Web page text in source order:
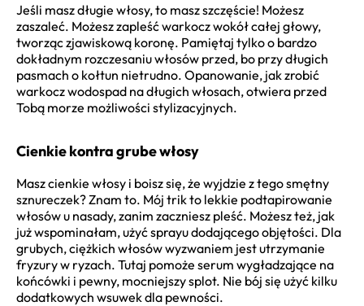
Jeśli masz długie włosy, to masz szczęście! Możesz
zaszaleć. Możesz zapleść warkocz wokół całej głowy,
tworząc zjawiskową koronę. Pamiętaj tylko o bardzo
dokładnym rozczesaniu włosów przed, bo przy długich
pasmach o kołtun nietrudno. Opanowanie, jak zrobić
warkocz wodospad na długich włosach, otwiera przed
Tobą morze możliwości stylizacyjnych.
Cienkie kontra grube włosy
Masz cienkie włosy i boisz się, że wyjdzie z tego smętny
sznureczek? Znam to. Mój trik to lekkie podtapirowanie
włosów u nasady, zanim zaczniesz pleść. Możesz też, jak
już wspominałam, użyć sprayu dodającego objętości. Dla
grubych, ciężkich włosów wyzwaniem jest utrzymanie
fryzury w ryzach. Tutaj pomoże serum wygładzające na
końcówki i pewny, mocniejszy splot. Nie bój się użyć kilku
dodatkowych wsuwek dla pewności.